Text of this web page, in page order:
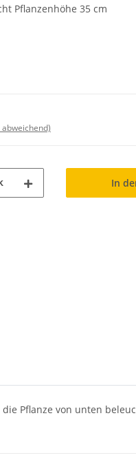
Pflanzenhöhe 35 cm
In
Pflanze von unten